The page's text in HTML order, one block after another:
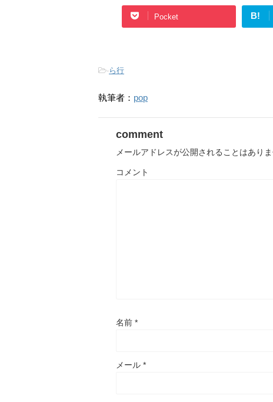
Pocket B!
-ら行
執筆者： pop
comment
メールアドレスが公開されることはありま
コメント
名前 *
メール *